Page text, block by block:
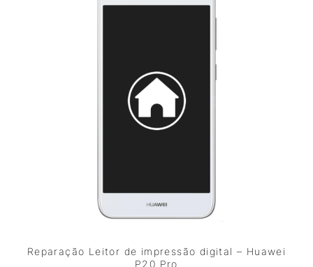
Reparação Leitor de impressão digital – Huawei
P20 Pro